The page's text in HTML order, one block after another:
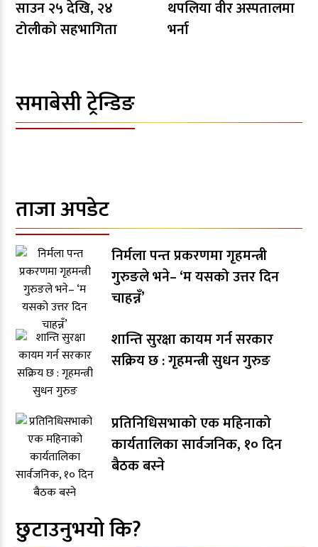
साउन २५ देखि, २४
टोलीको सहभागिता
थपलिया वीर अस्पतालमा
भर्ना
समाबेसी ट्रेन्डिङ
ताजा अपडेट
निर्मला पन्त प्रकरणमा गृहमन्त्री
गुरुङले भने– ‘म यसको उत्तर दिन
चाहन्नँ’
शान्ति सुरक्षा कायम गर्न सरकार
सक्रिय छ : गृहमन्त्री सुधन गुरुङ
प्रतिनिधिसभाको एक महिनाको
कार्यतालिका सार्वजनिक, १० दिन
बैठक बस्ने
छुटाउनुभयो कि?